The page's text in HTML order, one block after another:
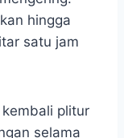
hingga
satu jam
plitur
selama